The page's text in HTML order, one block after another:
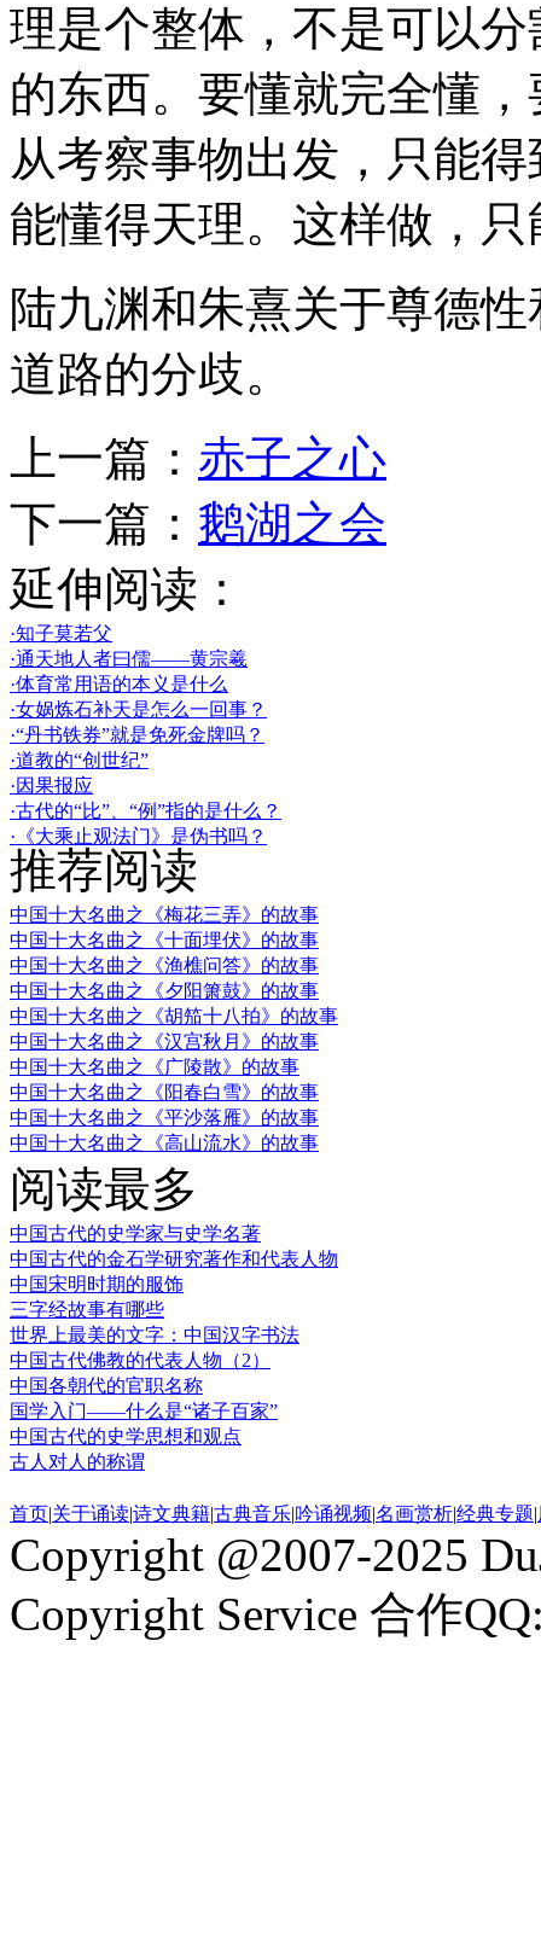
理是个整体，不是可以
的东西。要懂就完全懂
从考察事物出发，只能
能懂得天理。这样做，
陆九渊和朱熹关于尊德
道路的分歧。
上一篇： 赤子之心
下一篇： 鹅湖之会
延伸阅读：
·知子莫若父
·通天地人者曰儒——黄宗羲
·体育常用语的本义是什么
·女娲炼石补天是怎么一回事？
·“丹书铁券”就是免死金牌吗？
·道教的“创世纪”
·因果报应
·古代的“比”、“例”指的是什么？
·《大乘止观法门》是伪书吗？
推荐阅读
中国十大名曲之《梅花三弄》的故事
中国十大名曲之《十面埋伏》的故事
中国十大名曲之《渔樵问答》的故事
中国十大名曲之《夕阳箫鼓》的故事
中国十大名曲之《胡笳十八拍》的故事
中国十大名曲之《汉宫秋月》的故事
中国十大名曲之《广陵散》的故事
中国十大名曲之《阳春白雪》的故事
中国十大名曲之《平沙落雁》的故事
中国十大名曲之《高山流水》的故事
阅读最多
中国古代的史学家与史学名著
中国古代的金石学研究著作和代表人物
中国宋明时期的服饰
三字经故事有哪些
世界上最美的文字：中国汉字书法
中国古代佛教的代表人物（2）
中国各朝代的官职名称
国学入门——什么是“诸子百家”
中国古代的史学思想和观点
古人对人的称谓
首页|关于诵读|诗文典籍|古典音乐|吟诵视频|名画赏析|经典专题|
Copyright @2007-2025
Copyright Service 合作